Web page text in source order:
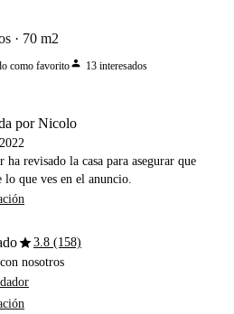
70 m2
como favoritoperson 13 interesados
por Nicolo
ha revisado la casa para asegurar que
lo que ves en el anuncio.
star3.8 (158)
con nosotros